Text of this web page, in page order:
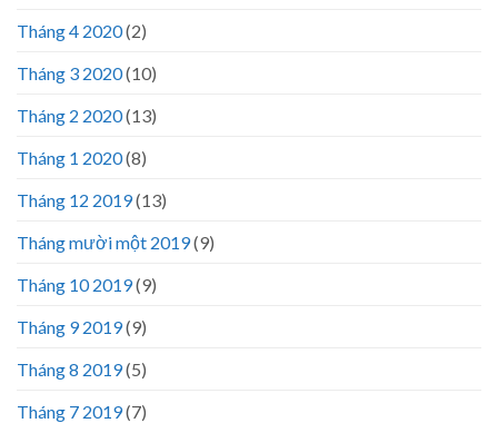
Tháng 4 2020(2)
Tháng 3 2020(10)
Tháng 2 2020(13)
Tháng 1 2020(8)
Tháng 12 2019(13)
Tháng mười một 2019(9)
Tháng 10 2019(9)
Tháng 9 2019(9)
Tháng 8 2019(5)
Tháng 7 2019(7)